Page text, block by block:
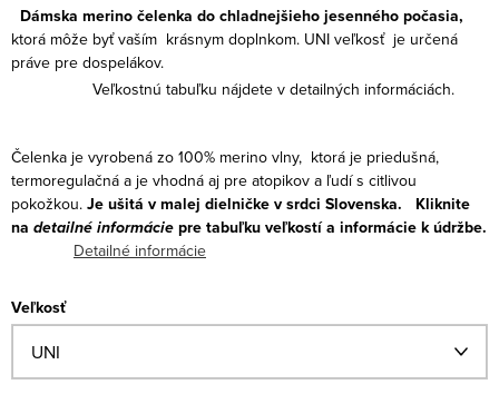
Dámska merino čelenka do chladnejšieho jesenného počasia,
ktorá môže byť vaším krásnym doplnkom. UNI veľkosť je určená
práve pre dospelákov.
Veľkostnú tabuľku nájdete v detailných informáciách.
Čelenka je vyrobená zo 100% merino vlny, ktorá je priedušná,
termoregulačná a je vhodná aj pre atopikov a ľudí s citlivou
pokožkou. Jeušitá v malej dielničke v srdci Slovenska.
Kliknite
na detailné informáciepre tabuľku veľkostí a informácie k údržbe.
Detailné informácie
Veľkosť